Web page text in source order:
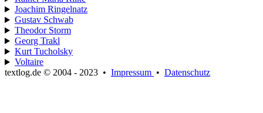
Joachim Ringelnatz
Gustav Schwab
Theodor Storm
Georg Trakl
Kurt Tucholsky
Voltaire
textlog.de © 2004 - 2023 • Impressum • Datenschutz